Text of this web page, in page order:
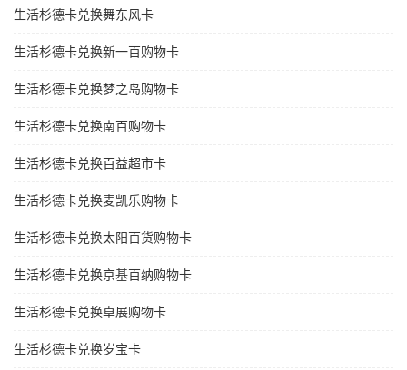
生活杉德卡兑换舞东风卡
生活杉德卡兑换新一百购物卡
生活杉德卡兑换梦之岛购物卡
生活杉德卡兑换南百购物卡
生活杉德卡兑换百益超市卡
生活杉德卡兑换麦凯乐购物卡
生活杉德卡兑换太阳百货购物卡
生活杉德卡兑换京基百纳购物卡
生活杉德卡兑换卓展购物卡
生活杉德卡兑换岁宝卡